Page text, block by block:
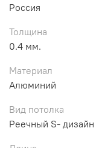
Россия
Толщина
0.4 мм.
Материал
Алюминий
Вид потолка
Реечный S- дизайн